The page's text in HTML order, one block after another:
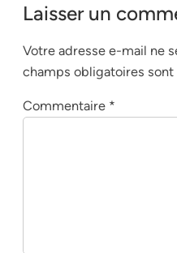
Laisser un
Votre adresse e-mail ne
champs obligatoires sont
Commentaire *